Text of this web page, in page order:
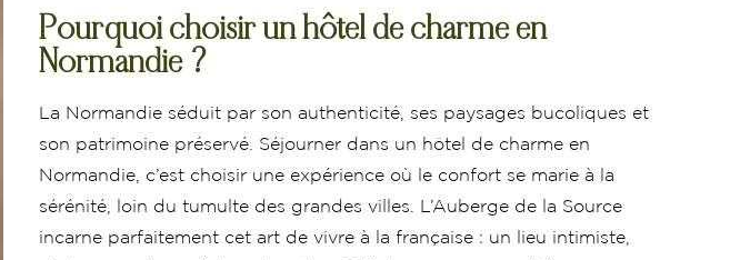
Pourquoi choisir un hôtel de charme en
Normandie ?
La Normandie séduit par son authenticité, ses paysages bucoliques et
son patrimoine préservé. Séjourner dans un hôtel de charme en
Normandie, c’est choisir une expérience où le confort se marie à la
sérénité, loin du tumulte des grandes villes. L’Auberge de la Source
incarne parfaitement cet art de vivre à la française : un lieu intimiste,